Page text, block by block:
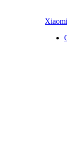
Xiaomi